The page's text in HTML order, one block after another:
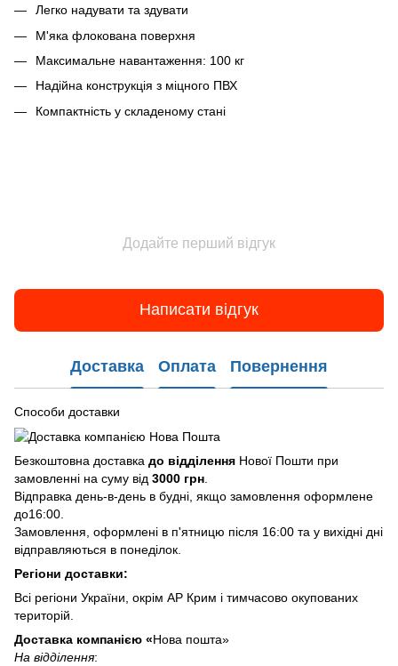
Легко надувати та здувати
М'яка флокована поверхня
Максимальне навантаження: 100 кг
Надійна конструкція з міцного ПВХ
Компактність у складеному стані
Додайте перший відгук
Написати відгук
Доставка Оплата Повернення
Способи доставки
Безкоштовна доставка до відділення Нової Пошти при
замовленні на суму від 3000 грн
Відправка день-в-день в будні, якщо замовлення оформлене
до16:00.
Замовлення, оформлені в п'ятницю після 16:00 та у вихідні дні
відправляються в понеділок.
Регіони доставки:
Всі регіони України, окрім АР Крим і тимчасово окупованих
територій.
Доставка компанією «Нова пошта»
На відділення: